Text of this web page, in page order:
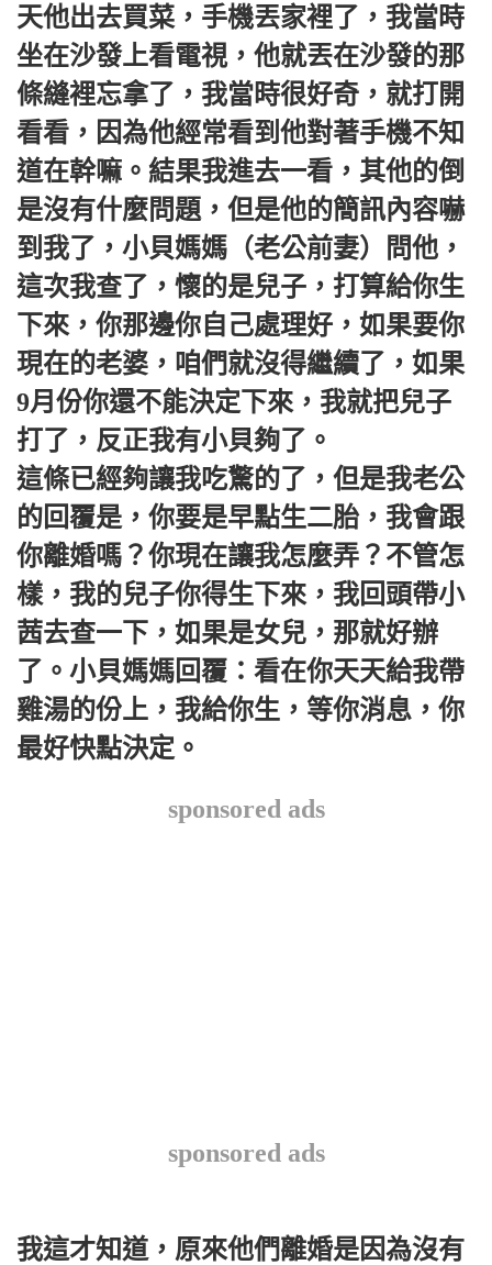
天他出去買菜，手機丟家裡了，我當時
坐在沙發上看電視，他就丟在沙發的那
條縫裡忘拿了，我當時很好奇，就打開
看看，因為他經常看到他對著手機不知
道在幹嘛。結果我進去一看，其他的倒
是沒有什麼問題，但是他的簡訊內容嚇
到我了，小貝媽媽（老公前妻）問他，
這次我查了，懷的是兒子，打算給你生
下來，你那邊你自己處理好，如果要你
現在的老婆，咱們就沒得繼續了，如果
9月份你還不能決定下來，我就把兒子
打了，反正我有小貝夠了。
這條已經夠讓我吃驚的了，但是我老公
的回覆是，你要是早點生二胎，我會跟
你離婚嗎？你現在讓我怎麼弄？不管怎
樣，我的兒子你得生下來，我回頭帶小
茜去查一下，如果是女兒，那就好辦
了。小貝媽媽回覆：看在你天天給我帶
雞湯的份上，我給你生，等你消息，你
最好快點決定。
sponsored ads
sponsored ads
我這才知道，原來他們離婚是因為沒有